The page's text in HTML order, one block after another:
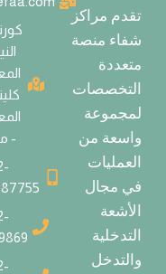
تقدم مراكز
شفاء منصة
متعددة
التخصصات
لمجموعة
واسعة من
العمليات
في مجال
الأشعة
التدخلية
والتدخل
-